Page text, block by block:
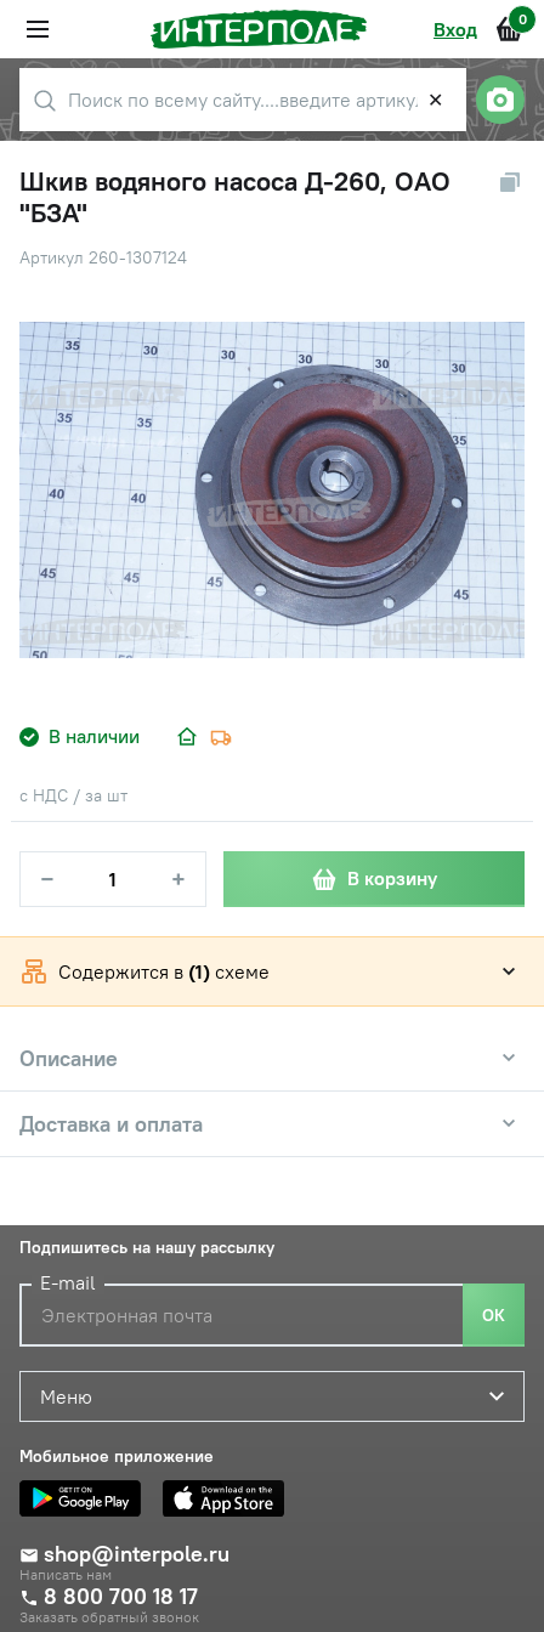
Вход 0
✕
Шкив водяного насоса Д-260, ОАО
"БЗА"
Артикул 260-1307124
В наличии
с НДС / за шт
− + В корзину
Содержится в (1) схеме
Описание
Доставка и оплата
Меню
Мобильное приложение
shop@interpole.ru
Написать нам
8 800 700 18 17
Заказать обратный звонок
Подпишитесь на нашу рассылку
E-mail
ОК